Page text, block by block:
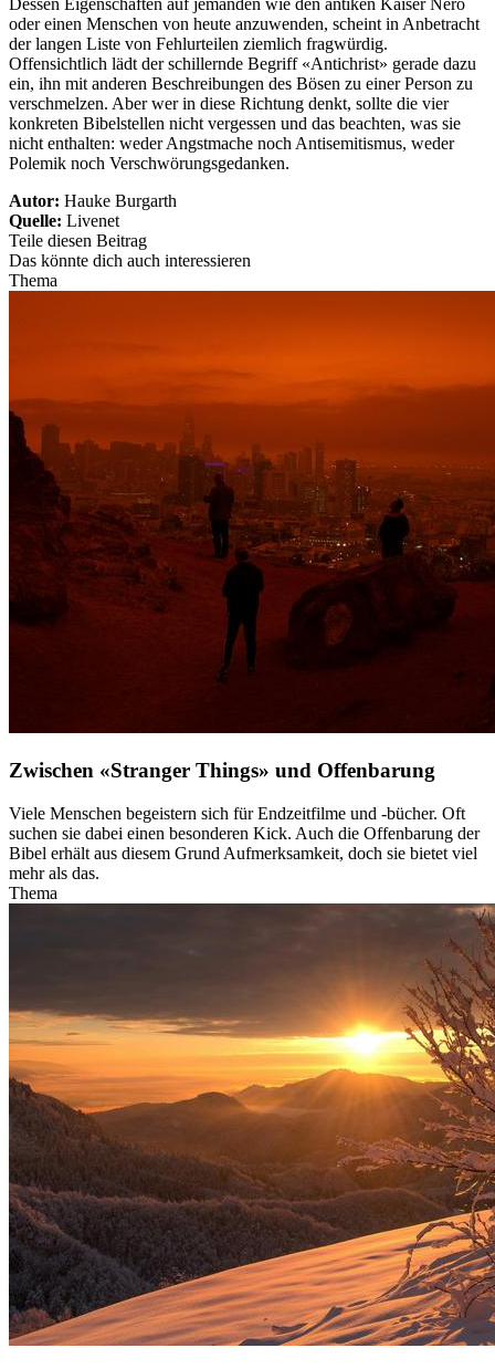
Dessen Eigenschaften auf jemanden wie den antiken Kaiser Nero
oder einen Menschen von heute anzuwenden, scheint in Anbetracht
der langen Liste von Fehlurteilen ziemlich fragwürdig.
Offensichtlich lädt der schillernde Begriff «Antichrist» gerade dazu
ein, ihn mit anderen Beschreibungen des Bösen zu einer Person zu
verschmelzen. Aber wer in diese Richtung denkt, sollte die vier
konkreten Bibelstellen nicht vergessen und das beachten, was sie
nicht enthalten: weder Angstmache noch Antisemitismus, weder
Polemik noch Verschwörungsgedanken.
Autor: Hauke Burgarth
Quelle: Livenet
Teile diesen Beitrag
Das könnte dich auch interessieren
Thema
Zwischen «Stranger Things» und Offenbarung
Viele Menschen begeistern sich für Endzeitfilme und -bücher. Oft
suchen sie dabei einen besonderen Kick. Auch die Offenbarung der
Bibel erhält aus diesem Grund Aufmerksamkeit, doch sie bietet viel
mehr als das.
Thema